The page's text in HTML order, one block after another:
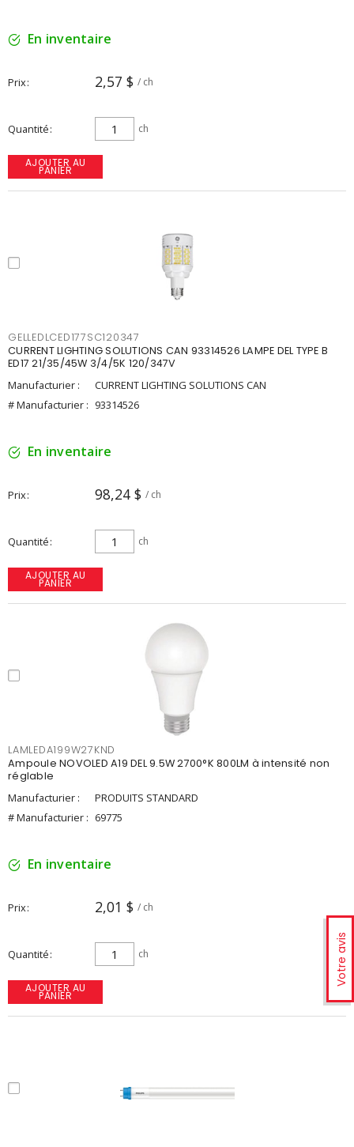
Votre avis
En inventaire
Prix 2,57 $ / ch
Quantité ch
AJOUTER AU
PANIER
GELLEDLCED177SC120347
CURRENT LIGHTING SOLUTIONS CAN 93314526 LAMPE DEL TYPE B
ED17 21/35/45W 3/4/5K 120/347V
Manufacturier :
CURRENT LIGHTING SOLUTIONS CAN
# Manufacturier : 93314526
En inventaire
Prix 98,24 $ / ch
Quantité ch
AJOUTER AU
PANIER
LAMLEDA199W27KND
Ampoule NOVOLED A19 DEL 9.5W 2700°K 800LM à intensité non
réglable
Manufacturier :
PRODUITS STANDARD
# Manufacturier : 69775
En inventaire
Prix 2,01 $ / ch
Quantité ch
AJOUTER AU
PANIER